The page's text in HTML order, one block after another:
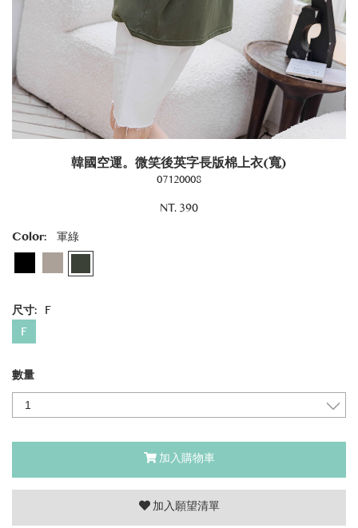
韓國空運。微笑後英字長版棉上衣(寬)
07120008
NT. 390
Color:
軍綠
尺寸: F
F
數量
加入購物車
加入願望清單